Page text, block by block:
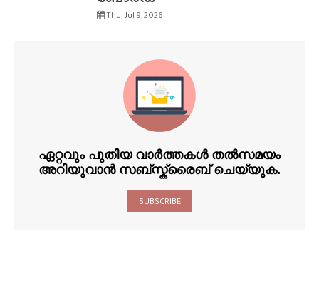
Thu, Jul 9, 2026
ഏറ്റവും പുതിയ വാർത്തകൾ തൽസമയം
അറിയുവാൻ സബ്സ്ക്രൈബ് ചെയ്യുക.
SUBSCRIBE